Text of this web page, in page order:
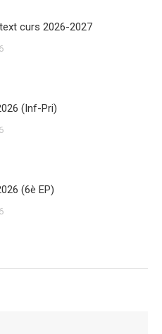
curs 2026-2027
(Inf-Pri)
(6è EP)